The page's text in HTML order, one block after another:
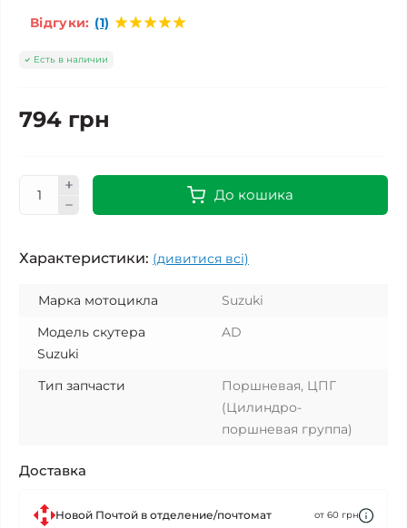
Відгуки: (1)
Есть в наличии
794 грн
До кошика
Характеристики: (дивитися всі)
Марка мотоцикла
Suzuki
Модель скутера
Suzuki
AD
Тип запчасти
Поршневая, ЦПГ
(Цилиндро-
поршневая группа)
Доставка
Новой Почтой в отделение/почтомат от 60 грн